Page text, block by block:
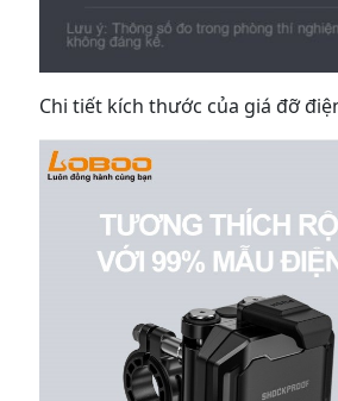
Chi tiết kích thước của giá đỡ